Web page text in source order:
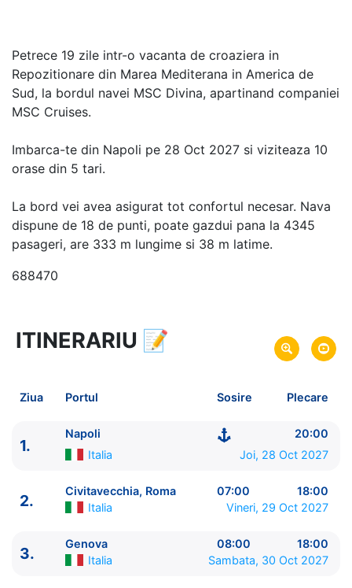
Petrece 19 zile intr-o vacanta de croaziera in
Repozitionare din Marea Mediterana in America de
Sud, la bordul navei MSC Divina, apartinand companiei
MSC Cruises.
Imbarca-te din Napoli pe 28 Oct 2027 si viziteaza 10
orase din 5 tari.
La bord vei avea asigurat tot confortul necesar. Nava
dispune de 18 de punti, poate gazdui pana la 4345
pasageri, are 333 m lungime si 38 m latime.
688470
19 zile vacanta de croaziera in
Repozitionare din Marea Mediterana in America de
Sosire pe 15 Noi 2027 in Rio de Janeiro, Brazilia
MSC Divina★★★★+
ITINERARIU 📝
Ziua Portul Sosire Plecare
1.
Napoli
20:00
Italia
Joi, 28 Oct 2027
2.
Civitavecchia, Roma 07:00
18:00
Italia
Vineri, 29 Oct 2027
3.
Genova 08:00
18:00
Italia
Sambata, 30 Oct 2027